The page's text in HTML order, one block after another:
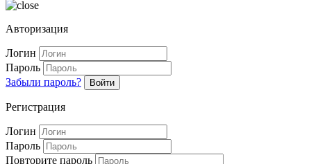
Авторизация
Логин
Пароль
Забыли пароль?
Войти
Регистрация
Логин
Пароль
Повторите пароль